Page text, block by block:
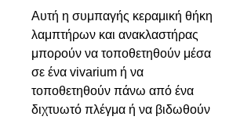
Αυτή η συμπαγής κεραμική θήκη
λαμπτήρων και ανακλαστήρας
μπορούν να τοποθετηθούν μέσα
σε ένα vivarium ή να
τοποθετηθούν πάνω από ένα
διχτυωτό πλέγμα ή να βιδωθούν